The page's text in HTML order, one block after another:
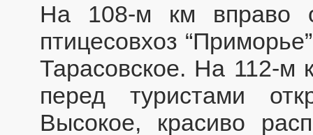
На 108-м км вправо
птицесовхоз
Тарасовское. На 112-м
перед туристами
Высокое, красиво